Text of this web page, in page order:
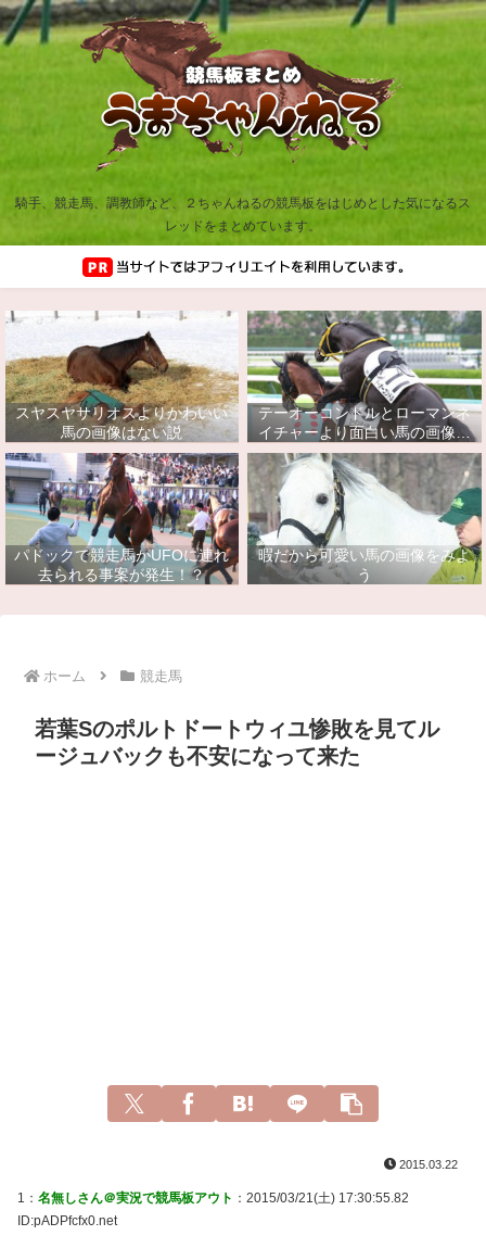
騎手、競走馬、調教師など、２ちゃんねるの競馬板をはじめとした気になるス
レッドをまとめています。
スヤスヤサリオスよりかわいい
馬の画像はない説
テーオーコンドルとローマンネ
イチャーより面白い馬の画像っ
てあるの？
パドックで競走馬がUFOに連れ
去られる事案が発生！？
暇だから可愛い馬の画像をみよ
う
ホーム 競走馬
若葉Sのポルトドートウィユ惨敗を見てル
ージュバックも不安になって来た
2015.03.22
1： 名無しさん＠実況で競馬板アウト ：2015/03/21(土) 17:30:55.82
ID:pADPfcfx0.net